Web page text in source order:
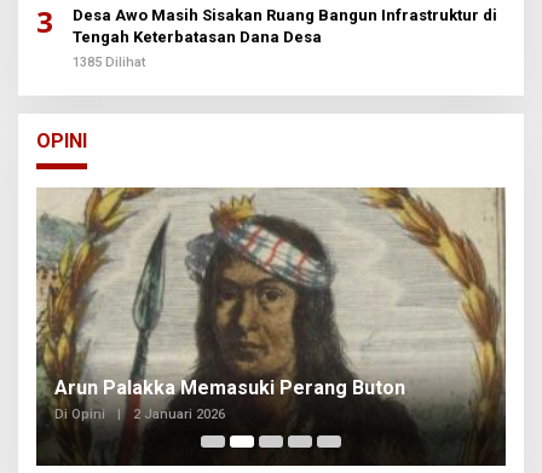
3
Desa Awo Masih Sisakan Ruang Bangun Infrastruktur di
Tengah Keterbatasan Dana Desa
1385 Dilihat
OPINI
Arun Palakka Memasuki Perang Buton
Di Opini 2 Januari 2026